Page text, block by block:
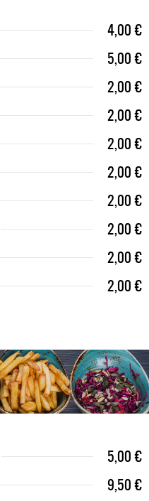
4,00 €
5,00 €
2,00 €
2,00 €
2,00 €
2,00 €
2,00 €
2,00 €
2,00 €
2,00 €
5,00 €
9,50 €